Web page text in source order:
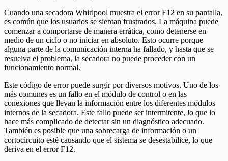
Cuando una secadora Whirlpool muestra el error F12 en su pantalla,
es común que los usuarios se sientan frustrados. La máquina puede
comenzar a comportarse de manera errática, como detenerse en
medio de un ciclo o no iniciar en absoluto. Esto ocurre porque
alguna parte de la comunicación interna ha fallado, y hasta que se
resuelva el problema, la secadora no puede proceder con un
funcionamiento normal.
Este código de error puede surgir por diversos motivos. Uno de los
más comunes es un fallo en el módulo de control o en las
conexiones que llevan la información entre los diferentes módulos
internos de la secadora. Este fallo puede ser intermitente, lo que lo
hace más complicado de detectar sin un diagnóstico adecuado.
También es posible que una sobrecarga de información o un
cortocircuito esté causando que el sistema se desestabilice, lo que
deriva en el error F12.